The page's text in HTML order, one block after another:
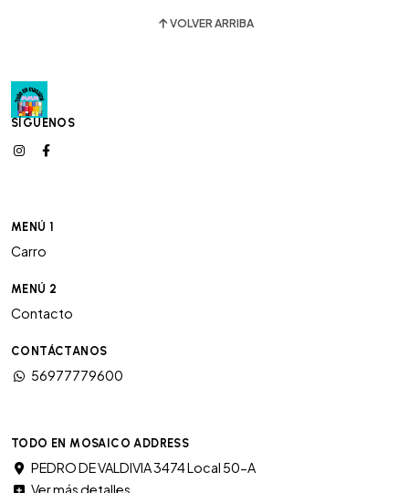
VOLVER ARRIBA
SÍGUENOS
MENÚ 1
Carro
MENÚ 2
Contacto
CONTÁCTANOS
56977779600
TODO EN MOSAICO ADDRESS
PEDRO DE VALDIVIA 3474 Local 50-A
Ver más detalles